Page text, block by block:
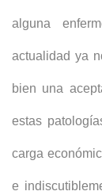
alguna
actualidad ya
bien una
estas
carga
e